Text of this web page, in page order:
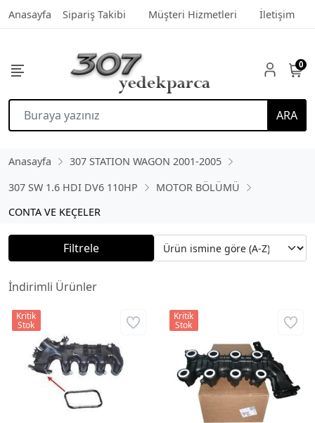
Anasayfa Sipariş Takibi Müşteri Hizmetleri İletişim
ARA
0
Anasayfa
307 STATION WAGON 2001-2005
307 SW 1.6 HDI DV6 110HP
MOTOR BÖLÜMÜ
CONTA VE KEÇELER
Filtrele
İndirimli Ürünler
Kritik
Stok
Kritik
Stok